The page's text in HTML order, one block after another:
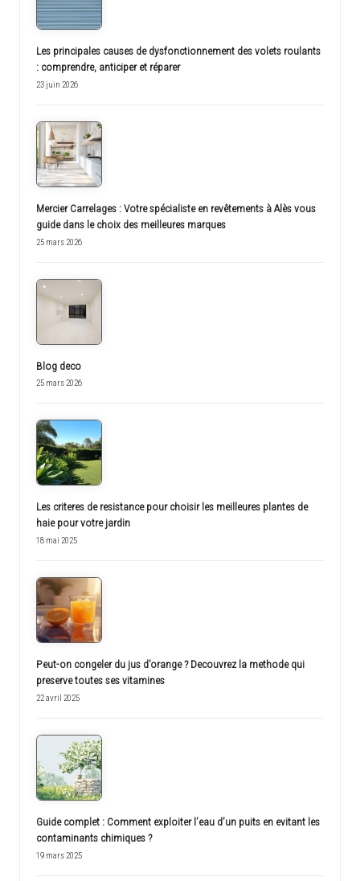
Les principales causes de dysfonctionnement des volets roulants
: comprendre, anticiper et réparer
23 juin 2026
Mercier Carrelages : Votre spécialiste en revêtements à Alès vous
guide dans le choix des meilleures marques
25 mars 2026
Blog deco
25 mars 2026
Les criteres de resistance pour choisir les meilleures plantes de
haie pour votre jardin
18 mai 2025
Peut-on congeler du jus d’orange ? Decouvrez la methode qui
preserve toutes ses vitamines
22 avril 2025
Guide complet : Comment exploiter l’eau d’un puits en evitant les
contaminants chimiques ?
19 mars 2025